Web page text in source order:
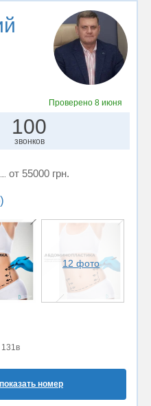
Проверено8 июня
100
звонков
от 55000 грн.
12 фото
показать номер